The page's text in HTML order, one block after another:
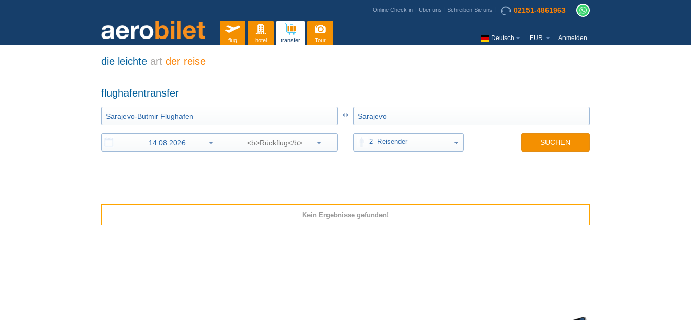
Online Check-in Über uns Schreiben Sie uns 02151-4861963
flug hotel transfer Tour Deutsch EUR Anmelden
die leichte art der reise
flughafentransfer
2 Reisender SUCHEN
Kein Ergebnisse gefunden!